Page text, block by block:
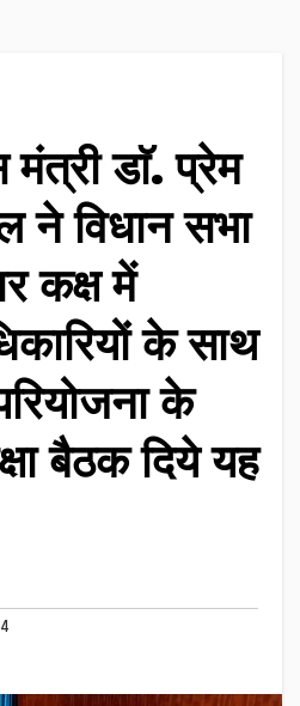
मंत्री डाॅ. प्रेम
ने विधान सभा
कक्ष में
के साथ
के
बैठक दिये यह